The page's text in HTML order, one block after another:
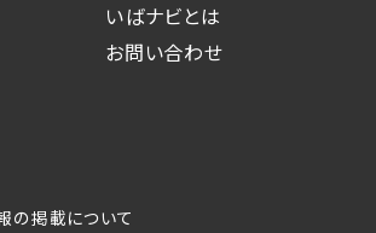
いばナビとは
お問い合わせ
の掲載について